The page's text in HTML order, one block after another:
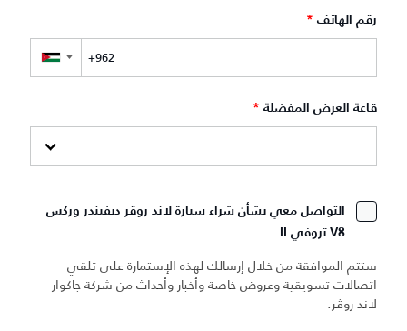
رقم الهاتف *
▼
قاعة العرض المفضلة *
التواصل معي بشأن شراء سيارة لاند روڤر ديفيندر وركس
V8 تروفي II.
ستتم الموافقة من خلال إرسالك لهذه الإستمارة على تلقي
اتصالات تسويقية وعروض خاصة وأخبار وأحداث من شركة جاكوار
لاند روڤر.